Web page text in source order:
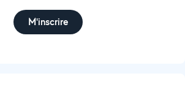
M'inscrire